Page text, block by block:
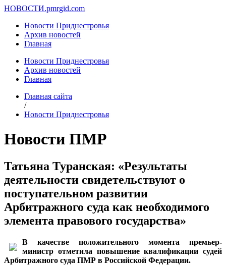
НОВОСТИ.pmrgid.com
Новости Приднестровья
Архив новостей
Главная
Новости Приднестровья
Архив новостей
Главная
Главная сайта
/
Новости Приднестровья
Новости ПМР
Татьяна Туранская: «Результаты
деятельности свидетельствуют о
поступательном развитии
Арбитражного суда как необходимого
элемента правового государства»
В качестве положительного момента премьер-
министр отметила повышение квалификации судей
Арбитражного суда ПМР в Российской Федерации.